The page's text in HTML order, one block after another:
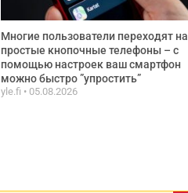
Многие пользователи переходят на
простые кнопочные телефоны – с
помощью настроек ваш смартфон
можно быстро ”упростить”
yle.fi 05.08.2026